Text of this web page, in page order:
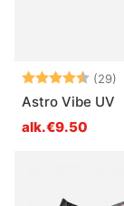
Arvio: (29)
Astro Vibe UV
alk.€9.50